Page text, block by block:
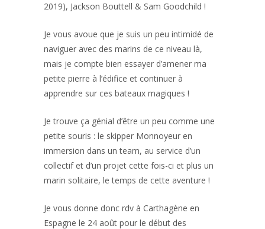
2019), Jackson Bouttell & Sam Goodchild !
Je vous avoue que je suis un peu intimidé de
naviguer avec des marins de ce niveau là,
mais je compte bien essayer d’amener ma
petite pierre à l’édifice et continuer à
apprendre sur ces bateaux magiques !
Je trouve ça génial d’être un peu comme une
petite souris : le skipper Monnoyeur en
immersion dans un team, au service d’un
collectif et d’un projet cette fois-ci et plus un
marin solitaire, le temps de cette aventure !
Je vous donne donc rdv à Carthagène en
Espagne le 24 août pour le début des